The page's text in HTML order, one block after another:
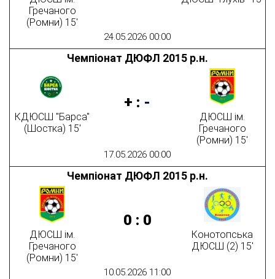
24.05.2026 00:00
Гречаного
(Ромни) 15'
17.05.2026 00:00
Чемпіонат ДЮФЛ 2015 р.н.
КДЮСШ "Барса"
(Шостка) 15'
+ : -
ДЮСШ ім.
Гречаного
(Ромни) 15'
10.05.2026 11:00
Чемпіонат ДЮФЛ 2015 р.н.
ДЮСШ ім.
Гречаного
(Ромни) 15'
0 : 0
Конотопська
ДЮСШ (2) 15'